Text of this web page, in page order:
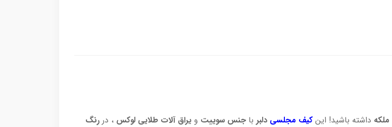
داشته باشید! این کیف مجلسی دلبر با جنس سوییت و یراق آلات طلایی لوکس ، در رنگ